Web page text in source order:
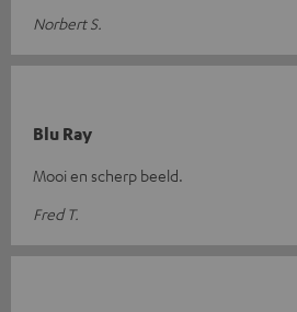
Norbert S.
Blu Ray
Mooi en scherp beeld.
Fred T.